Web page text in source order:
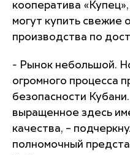
кооператива
могут купить свежие
производства по
- Рынок небольшой.
огромного процесса
безопасности
выращенное здесь
качества, –
полномочный